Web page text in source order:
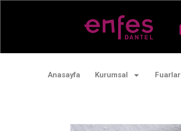
Anasayfa Kurumsal Fuarlar